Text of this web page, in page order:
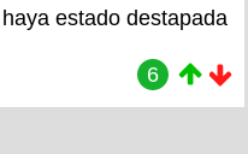
estado destapada
6